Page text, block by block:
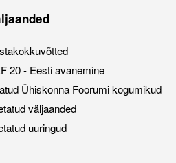
20 - Eesti avanemine
Ühiskonna Foorumi kogumikud
väljaanded
uuringud